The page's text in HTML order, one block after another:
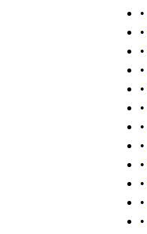
•
•
•
•
•
•
•
•
•
•
•
•